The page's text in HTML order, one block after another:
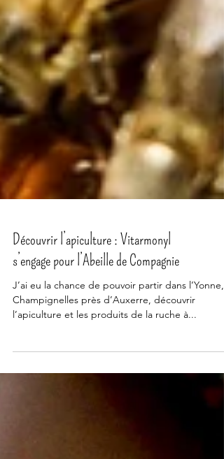
Découvrir l’apiculture : Vitarmonyl
s’engage pour l’Abeille de Compagnie
J’ai eu la chance de pouvoir partir dans l’Yonne,
Champignelles près d’Auxerre, découvrir